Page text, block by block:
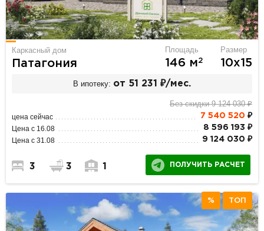
Каркасный дом
Патагония
Площадь
146 м2
Размер
10х15
В ипотеку: от 51 231 ₽/мес.
Без скидки 9 124 030 ₽
цена сейчас 7 540 520 ₽
Цена с 16.08 8 596 193 ₽
Цена с 31.08 9 124 030 ₽
3 3 1 ПОЛУЧИТЬ РАСЧЕТ
% ТОП